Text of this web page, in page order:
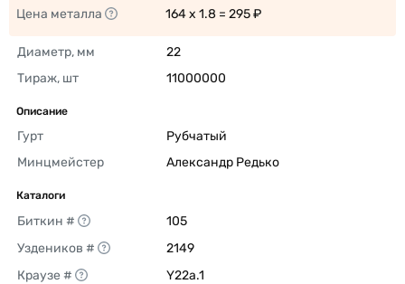
Цена металла 164 x 1.8 = 295 ₽
Диаметр, мм
22
Тираж, шт
11000000
Описание
Гурт
Рубчатый
Минцмейстер
Александр Редько
Каталоги
Биткин #
105
Уздеников #
2149
Краузе #
Y22a.1